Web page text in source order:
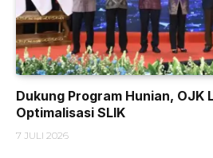
Dukung Program Hunian, OJK
Optimalisasi SLIK
7 JULI 2026